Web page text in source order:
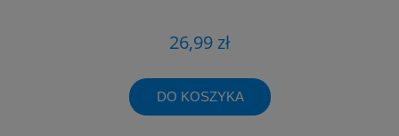
26,99 zł
DO KOSZYKA